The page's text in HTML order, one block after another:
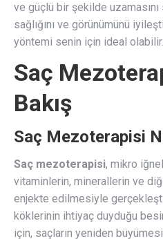
ve güçlü bir şekilde uzamasını
sağlığını ve görünümünü
yöntemi senin için ideal olabilir.
Saç
Bakış
Saç Mezoterapisi
Saç mezoterapisi, mikro
vitaminlerin, minerallerin ve
enjekte edilmesiyle
köklerinin ihtiyaç duyduğu
için, saçların yeniden